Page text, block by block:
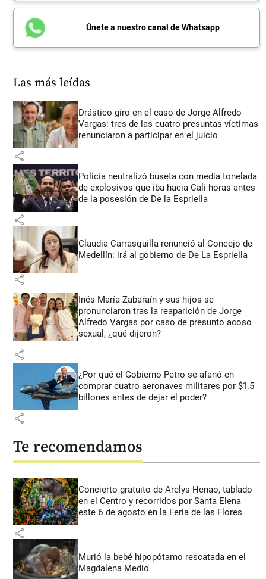
Únete a nuestro canal de Whatsapp
Las más leídas
Drástico giro en el caso de Jorge Alfredo
Vargas: tres de las cuatro presuntas víctimas
renunciaron a participar en el juicio
share
Policía neutralizó buseta con media tonelada
de explosivos que iba hacia Cali horas antes
de la posesión de De la Espriella
share
Claudia Carrasquilla renunció al Concejo de
Medellín: irá al gobierno de De La Espriella
share
Inés María Zabaraín y sus hijos se
pronunciaron tras la reaparición de Jorge
Alfredo Vargas por caso de presunto acoso
sexual, ¿qué dijeron?
share
¿Por qué el Gobierno Petro se afanó en
comprar cuatro aeronaves militares por $1.5
billones antes de dejar el poder?
share
Te recomendamos
Concierto gratuito de Arelys Henao, tablado
en el Centro y recorridos por Santa Elena
este 6 de agosto en la Feria de las Flores
share
Murió la bebé hipopótamo rescatada en el
Magdalena Medio